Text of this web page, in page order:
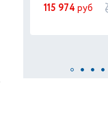
115 974 руб